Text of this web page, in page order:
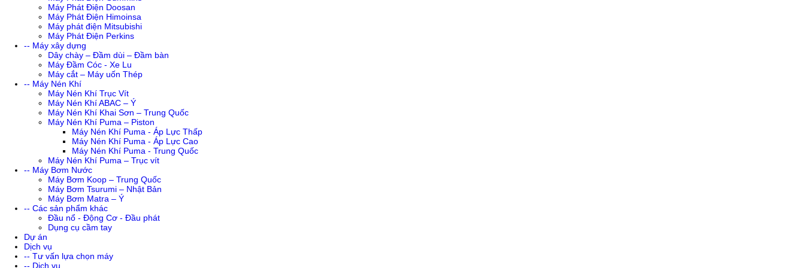
Máy Phát Điện Doosan
Máy Phát Điện Himoinsa
Máy phát điện Mitsubishi
Máy Phát Điện Perkins
-- Máy xây dựng
Dây chày – Đầm dùi – Đầm bàn
Máy Đầm Cóc - Xe Lu
Máy cắt – Máy uốn Thép
-- Máy Nén Khí
Máy Nén Khí Trục Vít
Máy Nén Khí ABAC – Ý
Máy Nén Khí Khai Sơn – Trung Quốc
Máy Nén Khí Puma – Piston
Máy Nén Khí Puma - Áp Lực Thấp
Máy Nén Khí Puma - Áp Lực Cao
Máy Nén Khí Puma - Trung Quốc
Máy Nén Khí Puma – Trục vít
-- Máy Bơm Nước
Máy Bơm Koop – Trung Quốc
Máy Bơm Tsurumi – Nhật Bản
Máy Bơm Matra – Ý
-- Các sản phẩm khác
Đầu nổ - Động Cơ - Đầu phát
Dụng cụ cầm tay
Dự án
Dịch vụ
-- Tư vấn lựa chọn máy
-- Dịch vụ